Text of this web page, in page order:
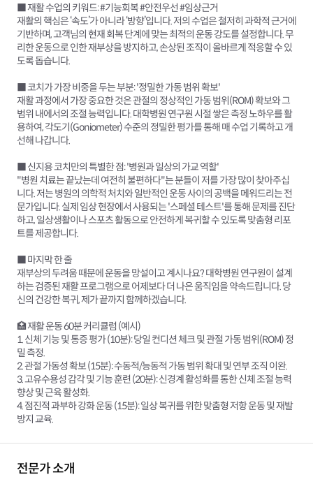
■ 재활 수업의 키워드: #기능회복 #안전우선 #임상근거
재활의 핵심은 ‘속도’가 아니라 ‘방향’입니다. 저의 수업은 철저히 과학적 근거에
기반하며, 고객님의 현재 회복 단계에 맞는 최적의 운동 강도를 설정합니다. 무
리한 운동으로 인한 재부상을 방지하고, 손상된 조직이 올바르게 적응할 수 있
도록 돕습니다.
■ 코치가 가장 비중을 두는 부분: '정밀한 가동 범위 확보'
재활 과정에서 가장 중요한 것은 관절의 정상적인 가동 범위(ROM) 확보와 그
범위 내에서의 조절 능력입니다. 대학병원 연구원 시절 쌓은 측정 노하우를 활
용하여, 각도기(Goniometer) 수준의 정밀한 평가를 통해 매 수업 기록하고 개
선해 나갑니다.
■ 신지용 코치만의 특별한 점: '병원과 일상의 가교 역할'
"병원 치료는 끝났는데 여전히 불편하다"는 분들이 저를 가장 많이 찾아주십
니다. 저는 병원의 의학적 처치와 일반적인 운동 사이의 공백을 메워드리는 전
문가입니다. 실제 임상 현장에서 사용되는 '스페셜 테스트'를 통해 문제를 진단
하고, 일상생활이나 스포츠 활동으로 안전하게 복귀할 수 있도록 맞춤형 리포
트를 제공합니다.
■ 마지막 한 줄
재부상의 두려움 때문에 운동을 망설이고 계시나요? 대학병원 연구원이 설계
하는 검증된 재활 프로그램으로 어제보다 더 나은 움직임을 약속드립니다. 당
신의 건강한 복귀, 제가 끝까지 함께하겠습니다.
🏥 재활 운동 60분 커리큘럼 (예시)
1. 신체 기능 및 통증 평가 (10분): 당일 컨디션 체크 및 관절 가동 범위(ROM) 정
밀 측정.
2. 관절 가동성 확보 (15분): 수동적/능동적 가동 범위 확대 및 연부 조직 이완.
3. 고유수용성 감각 및 기능 훈련 (20분): 신경계 활성화를 통한 신체 조절 능력
향상 및 근육 활성화.
4. 점진적 과부하 강화 운동 (15분): 일상 복귀를 위한 맞춤형 저항 운동 및 재발
방지 교육.
전문가 소개